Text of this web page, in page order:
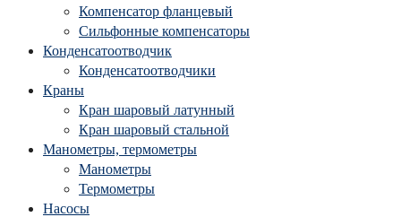
Компенсатор фланцевый
Сильфонные компенсаторы
Конденсатоотводчик
Конденсатоотводчики
Краны
Кран шаровый латунный
Кран шаровый стальной
Манометры, термометры
Манометры
Термометры
Насосы